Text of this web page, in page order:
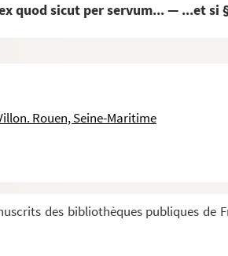
quod sicut per servum... — ...et si
Rouen, Seine-Maritime
des bibliothèques publiques de
jusqu'au concile d'Elvire
Parmensis
monachi